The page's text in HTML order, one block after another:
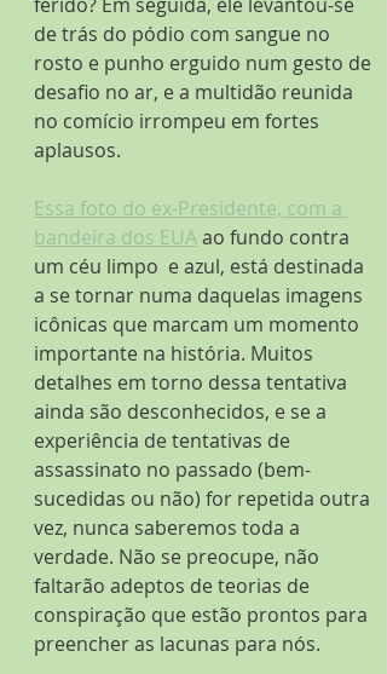
de trás do pódio com sangue no
rosto e punho erguido num gesto de
desafio no ar, e a multidão reunida
no comício irrompeu em fortes
aplausos.
Essa foto do ex-Presidente, com a
bandeira dos EUA ao fundo contra
um céu limpo  e azul, está destinada
a se tornar numa daquelas imagens
icônicas que marcam um momento
importante na história. Muitos
detalhes em torno dessa tentativa
ainda são desconhecidos, e se a
experiência de tentativas de
assassinato no passado (bem-
sucedidas ou não) for repetida outra
vez, nunca saberemos toda a
verdade. Não se preocupe, não
faltarão adeptos de teorias de
conspiração que estão prontos para
preencher as lacunas para nós.